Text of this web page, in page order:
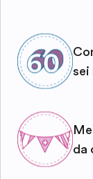
sei
da